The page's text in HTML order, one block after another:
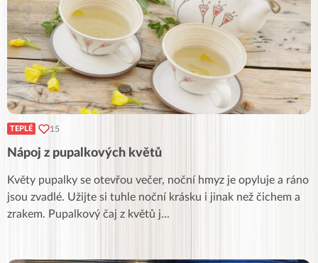
TEPLÉ 15
Nápoj z pupalkových květů
Květy pupalky se otevřou večer, noční hmyz je opyluje a ráno
jsou zvadlé. Užijte si tuhle noční krásku i jinak než čichem a
zrakem. Pupalkový čaj z květů j...